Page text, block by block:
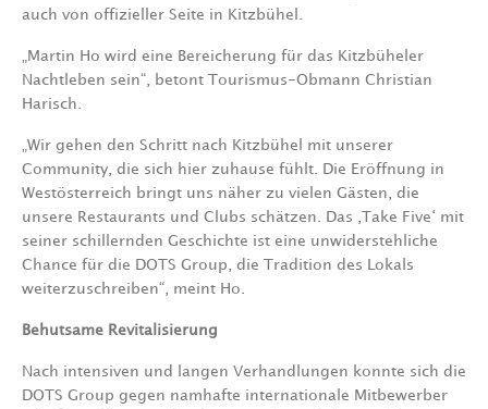
auch von offizieller Seite in Kitzbühel.
„Martin Ho wird eine Bereicherung für das Kitzbüheler
Nachtleben sein“, betont Tourismus-Obmann Christian
Harisch.
„Wir gehen den Schritt nach Kitzbühel mit unserer
Community, die sich hier zuhause fühlt. Die Eröffnung in
Westösterreich bringt uns näher zu vielen Gästen, die
unsere Restaurants und Clubs schätzen. Das ‚Take Five‘ mit
seiner schillernden Geschichte ist eine unwiderstehliche
Chance für die DOTS Group, die Tradition des Lokals
weiterzuschreiben“, meint Ho.
Behutsame Revitalisierung
Nach intensiven und langen Verhandlungen konnte sich die
DOTS Group gegen namhafte internationale Mitbewerber